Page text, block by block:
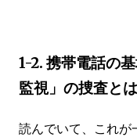
1-2. 携帯電話の
監視」の捜査とは
読んでいて、これが